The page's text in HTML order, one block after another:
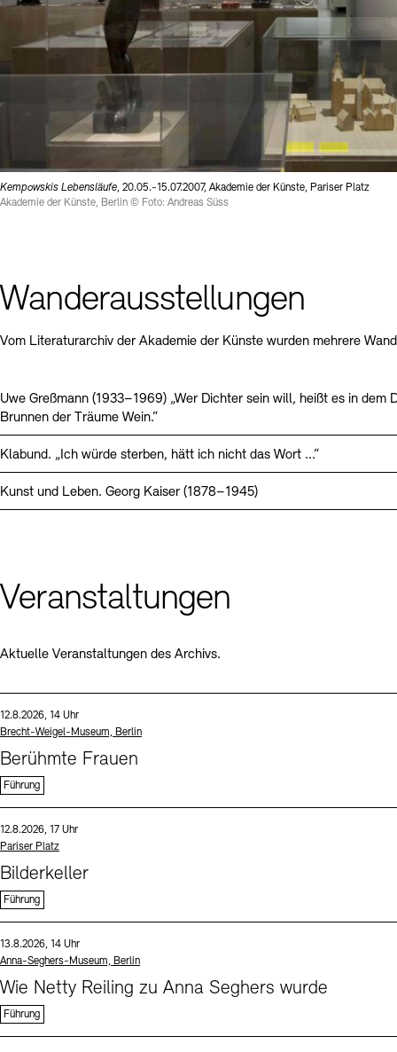
Kempowskis Lebensläufe, 20.05.-15.07.2007, Akademie der Künste, Pariser Platz
Akademie der Künste, Berlin © Foto: Andreas Süss
Wanderausstellungen
Vom Literaturarchiv der Akademie der Künste wurden mehrere
Uwe Greßmann (1933–1969) „Wer Dichter sein will, heißt es in dem
Brunnen der Träume Wein.“
Klabund. „Ich würde sterben, hätt ich nicht das Wort ...“
Kunst und Leben. Georg Kaiser (1878–1945)
Veranstaltungen
Aktuelle Veranstaltungen des Archivs.
Datum und Uhrzeit:
12.8.2026, 14 Uhr
Standort
Brecht-Weigel-Museum, Berlin
Berühmte Frauen
Führung
Datum und Uhrzeit:
12.8.2026, 17 Uhr
Standort
Pariser Platz
Bilderkeller
Führung
Datum und Uhrzeit:
13.8.2026, 14 Uhr
Standort
Anna-Seghers-Museum, Berlin
Wie Netty Reiling zu Anna Seghers wurde
Führung